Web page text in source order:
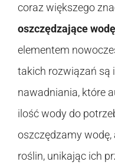
coraz większego
oszczędzające wodę
elementem
takich rozwiązań są
nawadniania, które
ilość wody do
oszczędzamy
roślin, unikając ich